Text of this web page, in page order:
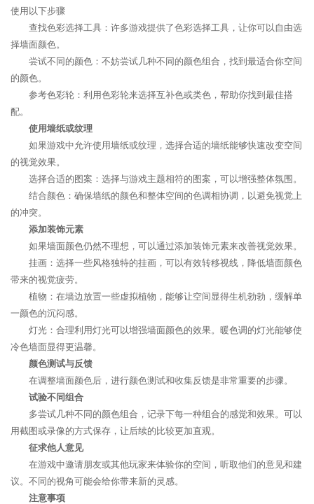
使用以下步骤
查找色彩选择工具：许多游戏提供了色彩选择工具，让你可以自由选
择墙面颜色。
尝试不同的颜色：不妨尝试几种不同的颜色组合，找到最适合你空间
的颜色。
参考色彩轮：利用色彩轮来选择互补色或类色，帮助你找到最佳搭
配。
使用墙纸或纹理
如果游戏中允许使用墙纸或纹理，选择合适的墙纸能够快速改变空间
的视觉效果。
选择合适的图案：选择与游戏主题相符的图案，可以增强整体氛围。
结合颜色：确保墙纸的颜色和整体空间的色调相协调，以避免视觉上
的冲突。
添加装饰元素
如果墙面颜色仍然不理想，可以通过添加装饰元素来改善视觉效果。
挂画：选择一些风格独特的挂画，可以有效转移视线，降低墙面颜色
带来的视觉疲劳。
植物：在墙边放置一些虚拟植物，能够让空间显得生机勃勃，缓解单
一颜色的沉闷感。
灯光：合理利用灯光可以增强墙面颜色的效果。暖色调的灯光能够使
冷色墙面显得更温馨。
颜色测试与反馈
在调整墙面颜色后，进行颜色测试和收集反馈是非常重要的步骤。
试验不同组合
多尝试几种不同的颜色组合，记录下每一种组合的感觉和效果。可以
用截图或录像的方式保存，让后续的比较更加直观。
征求他人意见
在游戏中邀请朋友或其他玩家来体验你的空间，听取他们的意见和建
议。不同的视角可能会给你带来新的灵感。
注意事项